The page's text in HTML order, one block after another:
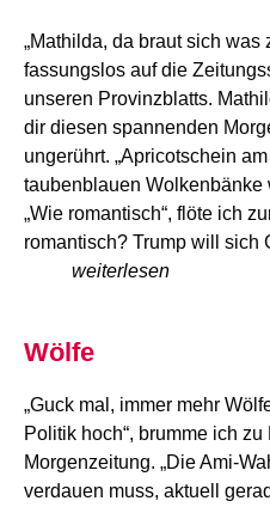
„Mathilda, da braut sich
fassungslos auf die
unseren Provinzblatts.
dir diesen spannenden
ungerührt. „Apricotschein
taubenblauen Wolkenbänke
„Wie romantisch“, flöte ich
romantisch? Trump will sich
weiterlesen
Wölfe
„Guck mal, immer mehr
Politik hoch“, brumme ich
Morgenzeitung. „Die Ami-
verdauen muss, aktuell